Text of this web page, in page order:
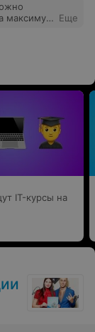
максимум
мастер-
Еще
IT-курсы на